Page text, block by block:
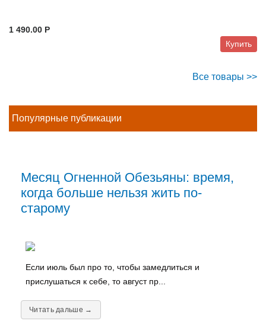
1 490.00 P
Купить
Все товары >>
Популярные публикации
Месяц Огненной Обезьяны: время,
когда больше нельзя жить по-
старому
Если июль был про то, чтобы замедлиться и
прислушаться к себе, то август пр...
Читать дальше →